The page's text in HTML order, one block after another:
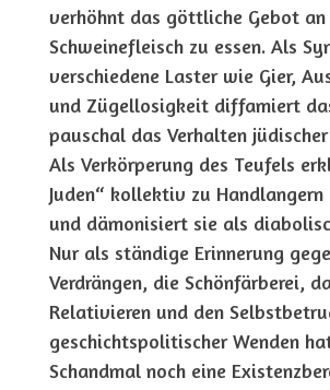
verhöhnt das göttliche Gebot an
Schweinefleisch zu essen. Als
verschiedene Laster wie Gier,
und Zügellosigkeit diffamiert
pauschal das Verhalten jüdischer
Als Verkörperung des Teufels
Juden“ kollektiv zu Handlangern
und dämonisiert sie als
Nur als ständige Erinnerung
Verdrängen, die Schönfärberei,
Relativieren und den
geschichtspolitischer Wenden
Schandmal noch eine